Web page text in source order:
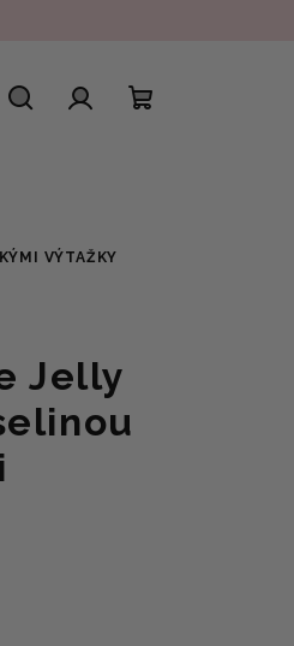
VÝTAŽKY
Jelly